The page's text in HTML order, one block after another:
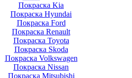
Покраска Kia
Покраска Hyundai
Покраска Ford
Покраска Renault
Покраска Toyota
Покраска Skoda
Покраска Volkswagen
Покраска Nissan
Покраска Mitsubishi